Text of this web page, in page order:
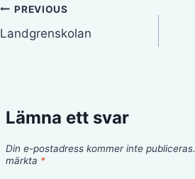
Inläggsnavigering
PREVIOUS
Landgrenskolan
Lämna ett svar
Din e-postadress kommer inte publiceras.
märkta *